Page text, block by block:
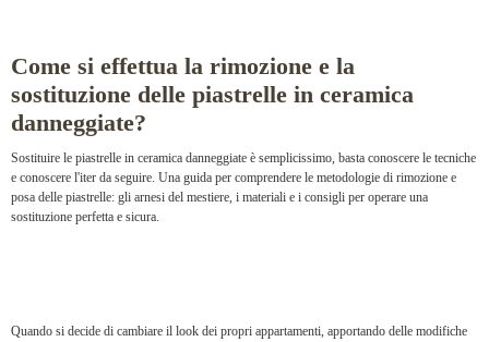
Come si effettua la rimozione e la
sostituzione delle piastrelle in ceramica
danneggiate?
Sostituire le piastrelle in ceramica danneggiate è semplicissimo, basta conoscere le tecniche
e conoscere l'iter da seguire. Una guida per comprendere le metodologie di rimozione e
posa delle piastrelle: gli arnesi del mestiere, i materiali e i consigli per operare una
sostituzione perfetta e sicura.
Quando si decide di cambiare il look dei propri appartamenti, apportando delle modifiche